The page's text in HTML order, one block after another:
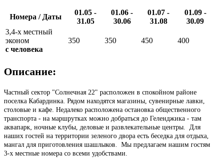
Номера / Даты
01.05 -
31.05
01.06 -
30.06
01.07 -
31.08
01.09 -
30.09
3,4-х местный
эконом
с человека
350 350 450 400
Описание:
Частный сектор "Солнечная 22" расположен в спокойном районе
поселка Кабардинка. Рядом находятся магазины, сувенирные лавки,
столовые и кафе. Недалеко расположена остановка общественного
транспорта - на маршрутках можно добраться до Геленджика - там
аквапарк, ночные клубы, деловые и развлекательные центры. Для
наших гостей на территории зеленого двора есть беседка для отдыха,
мангал для приготовления шашлыков. Мы предлагаем нашим гостям
3-х местные номера со всеми удобствами.